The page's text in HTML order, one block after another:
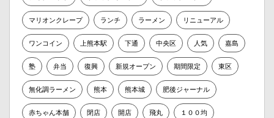
マリオンクレープ ランチ ラーメン リニューアル
ワンコイン 上熊本駅 下通 中央区 人気 嘉島
塾 弁当 復興 新規オープン 期間限定 東区
無化調ラーメン 熊本 熊本城 肥後ジャーナル
赤ちゃん本舗 閉店 開店 飛丸 １００均